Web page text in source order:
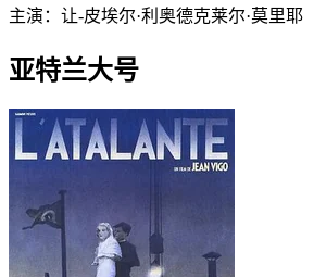
主演： 让-皮埃尔·利奥德克莱尔·莫里耶
亚特兰大号